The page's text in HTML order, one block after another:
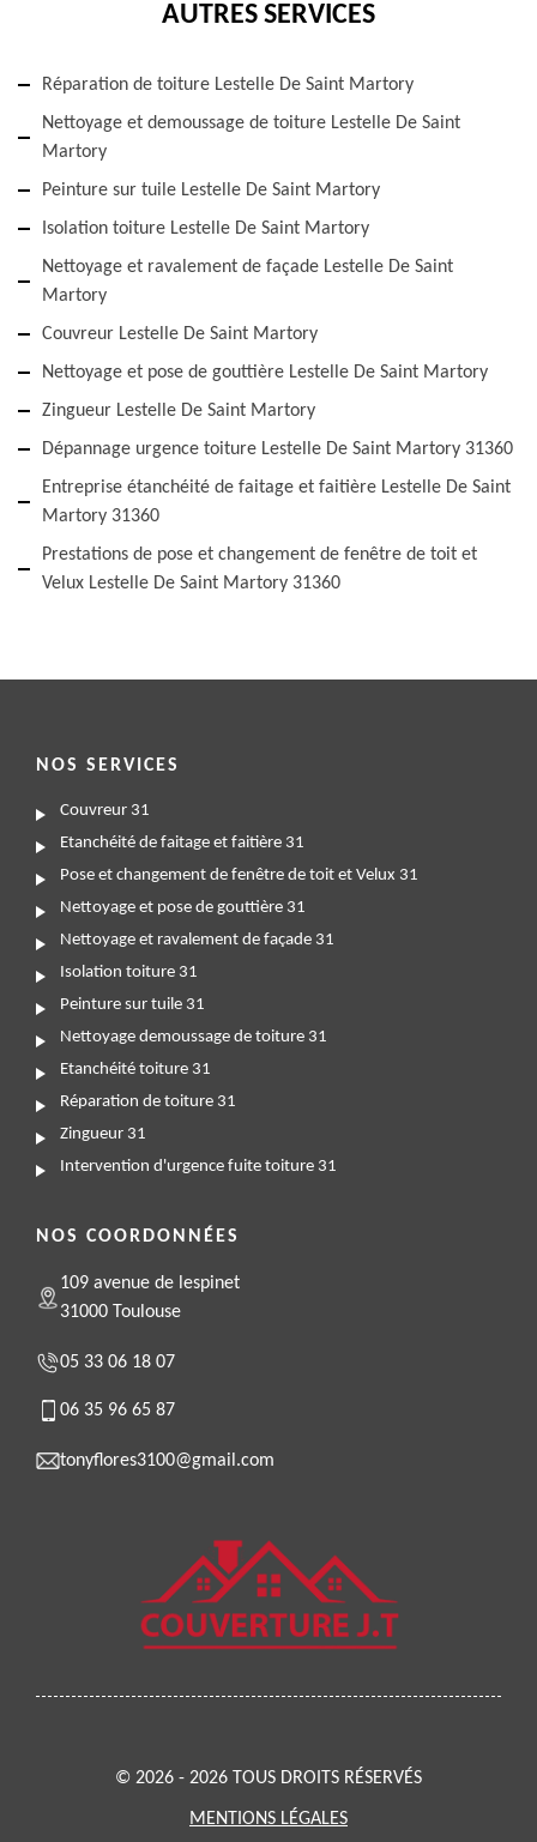
AUTRES SERVICES
Réparation de toiture Lestelle De Saint Martory
Nettoyage et demoussage de toiture Lestelle De Saint
Martory
Peinture sur tuile Lestelle De Saint Martory
Isolation toiture Lestelle De Saint Martory
Nettoyage et ravalement de façade Lestelle De Saint
Martory
Couvreur Lestelle De Saint Martory
Nettoyage et pose de gouttière Lestelle De Saint Martory
Zingueur Lestelle De Saint Martory
Dépannage urgence toiture Lestelle De Saint Martory 31360
Entreprise étanchéité de faitage et faitière Lestelle De Saint
Martory 31360
Prestations de pose et changement de fenêtre de toit et
Velux Lestelle De Saint Martory 31360
NOS SERVICES
Couvreur 31
Etanchéité de faitage et faitière 31
Pose et changement de fenêtre de toit et Velux 31
Nettoyage et pose de gouttière 31
Nettoyage et ravalement de façade 31
Isolation toiture 31
Peinture sur tuile 31
Nettoyage demoussage de toiture 31
Etanchéité toiture 31
Réparation de toiture 31
Zingueur 31
Intervention d'urgence fuite toiture 31
NOS COORDONNÉES
109 avenue de lespinet
31000 Toulouse
05 33 06 18 07
06 35 96 65 87
tonyflores3100@gmail.com
© 2026 - 2026 TOUS DROITS RÉSERVÉS
MENTIONS LÉGALES